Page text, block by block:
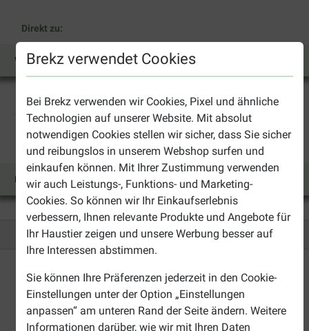
Brekz verwendet Cookies
Bei Brekz verwenden wir Cookies, Pixel und ähnliche
Technologien auf unserer Website. Mit absolut
notwendigen Cookies stellen wir sicher, dass Sie sicher
und reibungslos in unserem Webshop surfen und
einkaufen können. Mit Ihrer Zustimmung verwenden
wir auch Leistungs-, Funktions- und Marketing-
Cookies. So können wir Ihr Einkaufserlebnis
verbessern, Ihnen relevante Produkte und Angebote für
Ihr Haustier zeigen und unsere Werbung besser auf
Ihre Interessen abstimmen.
Sie können Ihre Präferenzen jederzeit in den Cookie-
Einstellungen unter der Option „Einstellungen
anpassen“ am unteren Rand der Seite ändern. Weitere
Informationen darüber, wie wir mit Ihren Daten
Direkt zu:
Welpen Adult Senior Light Performance
Katze
Direkt zu:
Nassfutter Junior Adult Senior
Bis 30% günstiger
Versandkostenfrei ab 69
CHF